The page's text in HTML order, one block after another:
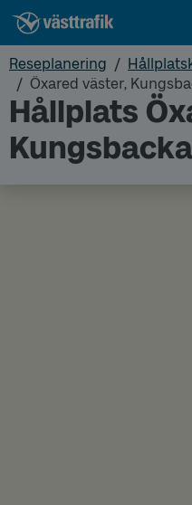
Reseplanering
Öxared väster,
Hållplats
Kungsbacka